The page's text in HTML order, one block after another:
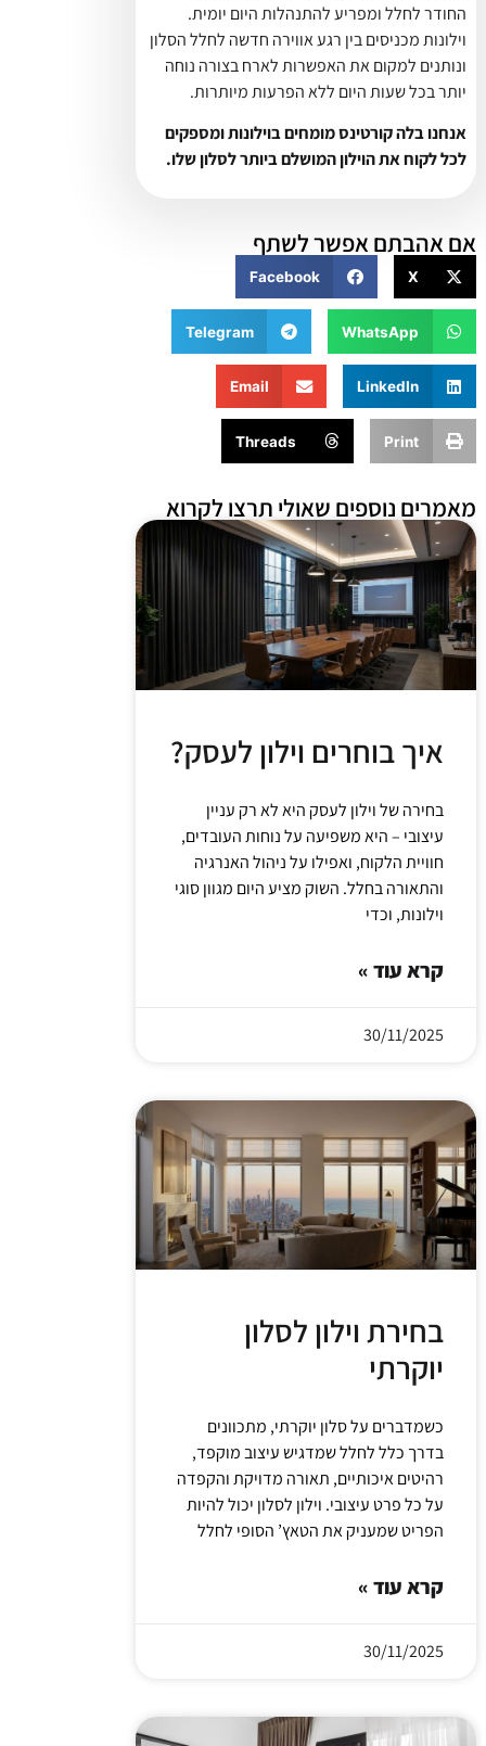
החודר לחלל ומפריע להתנהלות היום יומית.
וילונות מכניסים בין רגע אווירה חדשה לחלל הסלון
ונותנים למקום את האפשרות לארח בצורה נוחה
יותר בכל שעות היום ללא הפרעות מיותרות.
אנחנו בלה קורטינס מומחים בוילונות ומספקים
לכל לקוח את הוילון המושלם ביותר לסלון שלו.
אם אהבתם אפשר לשתף
X
Facebook
WhatsApp
Telegram
LinkedIn
Email
Print
Threads
מאמרים נוספים שאולי תרצו לקרוא
איך בוחרים וילון לעסק?
בחירה של וילון לעסק היא לא רק עניין
עיצובי – היא משפיעה על נוחות העובדים,
חוויית הלקוח, ואפילו על ניהול האנרגיה
והתאורה בחלל. השוק מציע היום מגוון סוגי
וילונות, וכדי
קרא עוד »
30/11/2025
בחירת וילון לסלון
יוקרתי
כשמדברים על סלון יוקרתי, מתכוונים
בדרך כלל לחלל שמדגיש עיצוב מוקפד,
רהיטים איכותיים, תאורה מדויקת והקפדה
על כל פרט עיצובי. וילון לסלון יכול להיות
הפריט שמעניק את הטאץ’ הסופי לחלל
קרא עוד »
30/11/2025